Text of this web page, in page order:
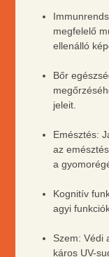
megfelelő
ellenálló
Bőr
jeleit.
Emésztés:
az
a
Kognitív
agyi
Szem: Védi
káros UV-